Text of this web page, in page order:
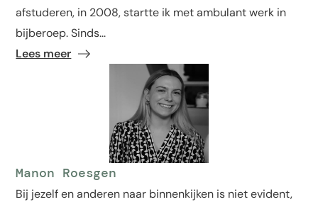
afstuderen, in 2008, startte ik met ambulant werk in
bijberoep. Sinds...
Lees meer
Manon Roesgen
Bij jezelf en anderen naar binnenkijken is niet evident,